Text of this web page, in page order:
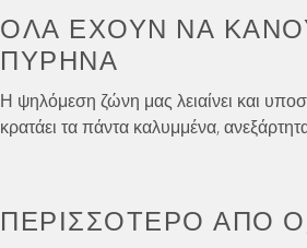
ΌΛΑ ΈΧΟΥΝ ΝΑ
ΠΥΡΉΝΑ
Η ψηλόμεση ζώνη μας λειαίνει και
κρατάει τα πάντα καλυμμένα,
ΠΕΡΙΣΣΌΤΕΡΟ ΑΠΌ